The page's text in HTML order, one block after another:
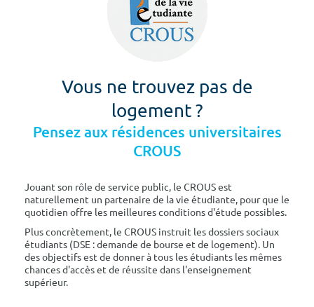
Vous ne trouvez pas de
logement ?
Pensez aux résidences universitaires
CROUS
Jouant son rôle de service public, le CROUS est
naturellement un partenaire de la vie étudiante, pour que le
quotidien offre les meilleures conditions d'étude possibles.
Plus concrètement, le CROUS instruit les dossiers sociaux
étudiants (DSE : demande de bourse et de logement). Un
des objectifs est de donner à tous les étudiants les mêmes
chances d'accès et de réussite dans l'enseignement
supérieur.